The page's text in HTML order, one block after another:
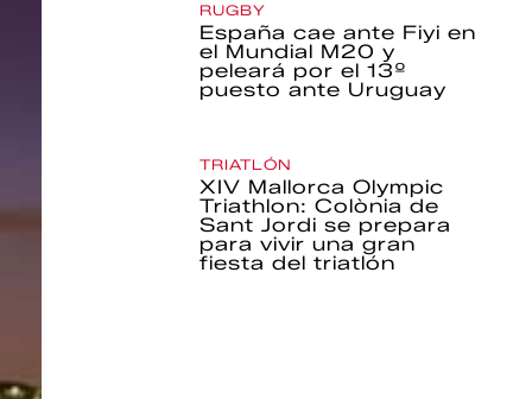
RUGBY
España cae ante Fiyi en
el Mundial M20 y
peleará por el 13º
puesto ante Uruguay
TRIATLÓN
XIV Mallorca Olympic
Triathlon: Colònia de
Sant Jordi se prepara
para vivir una gran
fiesta del triatlón